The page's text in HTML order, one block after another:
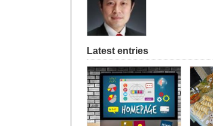
Latest entries